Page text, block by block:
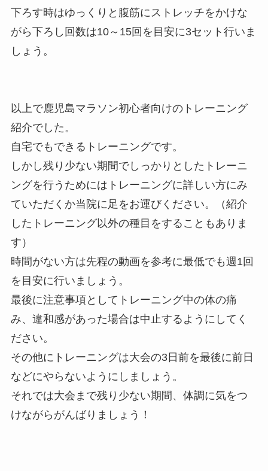
下ろす時はゆっくりと腹筋にストレッチをかけな
がら下ろし回数は10～15回を目安に3セット行いま
しょう。
以上で鹿児島マラソン初心者向けのトレーニング
紹介でした。
自宅でもできるトレーニングです。
しかし残り少ない期間でしっかりとしたトレーニ
ングを行うためにはトレーニングに詳しい方にみ
ていただくか当院に足をお運びください。（紹介
したトレーニング以外の種目をすることもありま
す）
時間がない方は先程の動画を参考に最低でも週1回
を目安に行いましょう。
最後に注意事項としてトレーニング中の体の痛
み、違和感があった場合は中止するようにしてく
ださい。
その他にトレーニングは大会の3日前を最後に前日
などにやらないようにしましょう。
それでは大会まで残り少ない期間、体調に気をつ
けながらがんばりましょう！